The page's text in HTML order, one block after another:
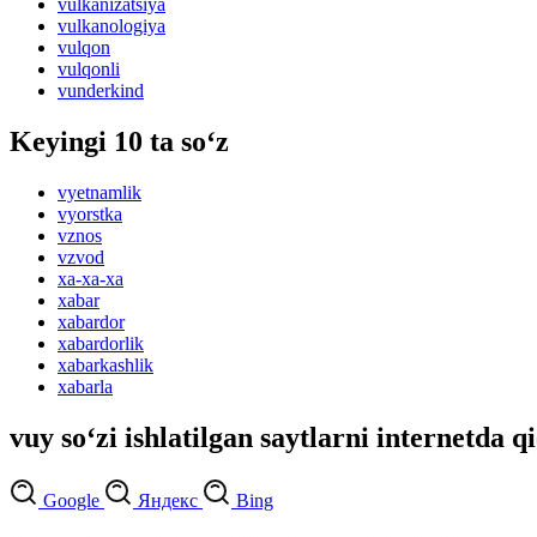
vulkanizatsiya
vulkanologiya
vulqon
vulqonli
vunderkind
Keyingi 10 ta so‘z
vyetnamlik
vyorstka
vznos
vzvod
xa-xa-xa
xabar
xabardor
xabardorlik
xabarkashlik
xabarla
vuy so‘zi ishlatilgan saytlarni internetda
Google Яндекс Bing